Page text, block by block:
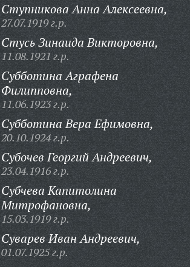
Ступникова Анна Алексеевна,
27.07.1919 г.р.
Стусь Зинаида Викторовна,
11.08.1921 г.р.
Субботина Аграфена
Филипповна,
11.06.1923 г.р.
Субботина Вера Ефимовна,
20.10.1924 г.р.
Субочев Георгий Андреевич,
23.04.1916 г.р.
Субчева Капитолина
Митрофановна,
15.03.1919 г.р.
Суварев Иван Андреевич,
01.07.1925 г.р.